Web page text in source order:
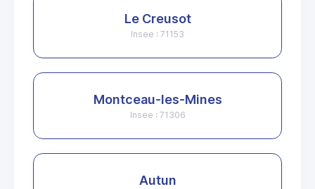
Le Creusot
Insee : 71153
Montceau-les-Mines
Insee : 71306
Autun